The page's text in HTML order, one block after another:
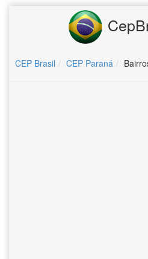
CEP Brasil CEP Paraná